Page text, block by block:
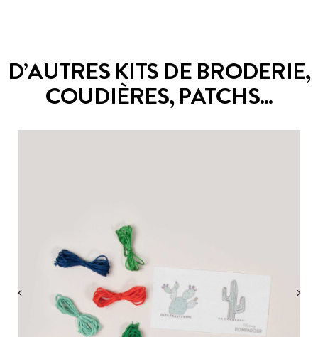
D’AUTRES KITS DE BRODERIE,
COUDIÈRES, PATCHS...